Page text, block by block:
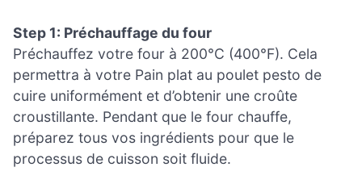
Step 1: Préchauffage du four
Préchauffez votre four à 200°C (400°F). Cela
permettra à votre Pain plat au poulet pesto de
cuire uniformément et d’obtenir une croûte
croustillante. Pendant que le four chauffe,
préparez tous vos ingrédients pour que le
processus de cuisson soit fluide.